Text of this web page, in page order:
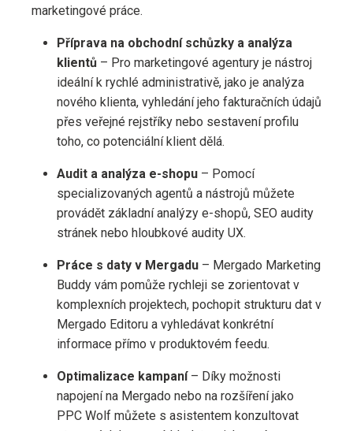
marketingové práce.
Příprava na obchodní schůzky a analýza
klientů – Pro marketingové agentury je nástroj
ideální k rychlé administrativě, jako je analýza
nového klienta, vyhledání jeho fakturačních údajů
přes veřejné rejstříky nebo sestavení profilu
toho, co potenciální klient dělá.
Audit a analýza e-shopu – Pomocí
specializovaných agentů a nástrojů můžete
provádět základní analýzy e-shopů, SEO audity
stránek nebo hloubkové audity UX.
Práce s daty v Mergadu – Mergado Marketing
Buddy vám pomůže rychleji se zorientovat v
komplexních projektech, pochopit strukturu dat v
Mergado Editoru a vyhledávat konkrétní
informace přímo v produktovém feedu.
Optimalizace kampaní– Díky možnosti
napojení na Mergado nebo na rozšíření jako
PPC Wolf můžete s asistentem konzultovat